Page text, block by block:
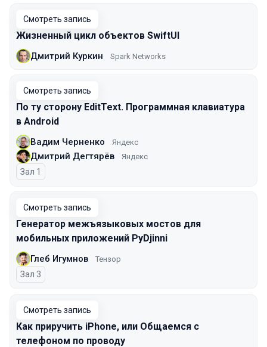
Смотреть запись
Жизненный цикл объектов SwiftUI
Дмитрий Куркин Spark Networks
Смотреть запись
По ту сторону EditText. Программная клавиатура
в Android
Вадим Черненко Яндекс
Дмитрий Дегтярёв Яндекс
Зал 1
Смотреть запись
Генератор межъязыковых мостов для
мобильных приложений PyDjinni
Глеб Игумнов Тензор
Зал 3
Смотреть запись
Как приручить iPhone, или Общаемся с
телефоном по проводу